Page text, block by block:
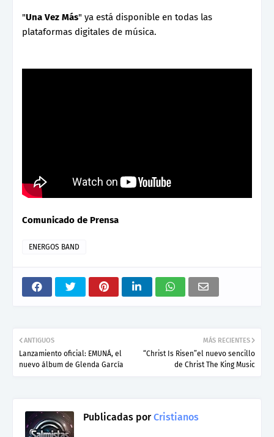
"Una Vez Más" ya está disponible en todas las
plataformas digitales de música.
Comunicado de Prensa
ENERGOS BAND
MÁS RECIENTES
“Christ Is Risen”el nuevo sencillo
de Christ The King Music
ANTIGUOS
Lanzamiento oficial: EMUNÁ, el
nuevo álbum de Glenda García
Publicadas porCristianos